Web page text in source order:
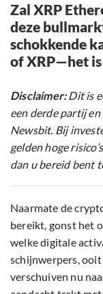
Zal XRP
deze
schokkende
of XRP—het
Disclaimer:Dit is
een derde partij
Newsbit. Bij
gelden hoge
dan u bereid bent
Naarmate de
bereikt, gonst het
welke digitale
schijnwerpers,
verschuiven nu